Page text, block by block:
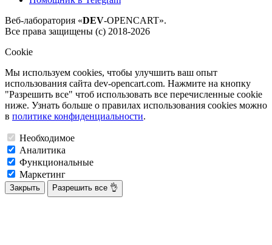
Веб-лаборатория «DEV-OPENCART».
Все права защищены (с) 2018-2026
Cookie
Мы используем cookies, чтобы улучшить ваш опыт
использования сайта dev-opencart.com. Нажмите на кнопку
"Разрешить все" чтоб использовать все перечисленные cookie
ниже. Узнать больше о правилах использования cookies можно
в политике конфиденциальности.
Необходимое
Аналитика
Функциональные
Маркетинг
Закрыть Разрешить все 👌